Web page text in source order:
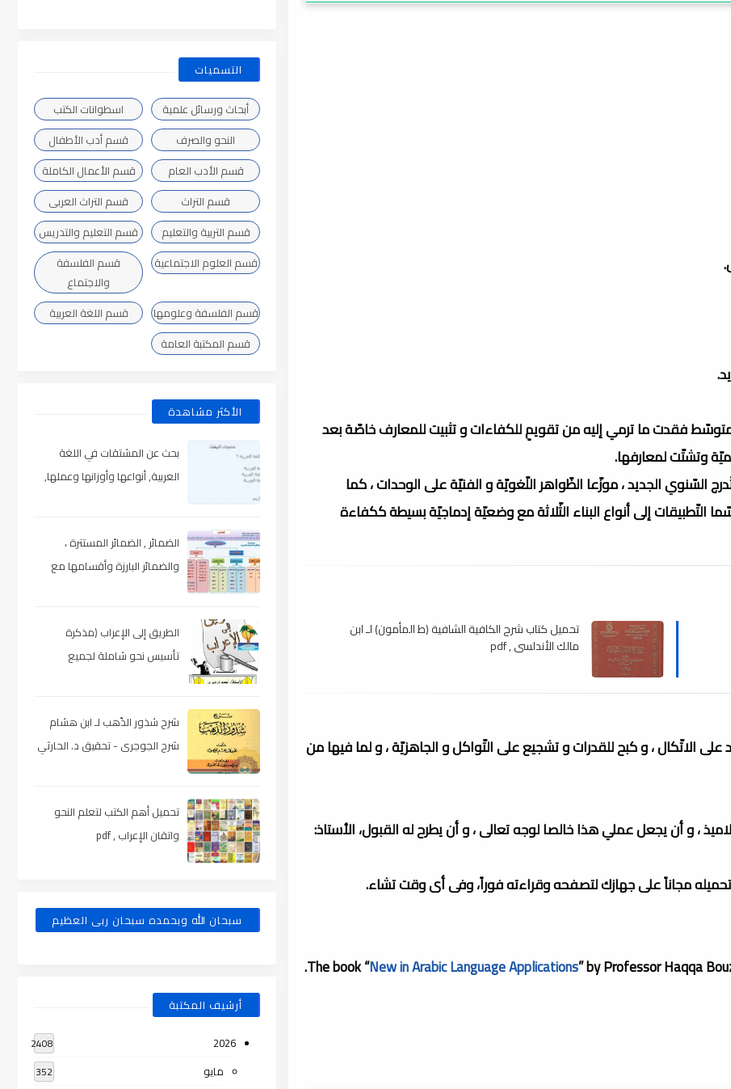
متوسّط فقدت ما ترمي إليه من تقويمٍ للكفاءات و تثبيت للمعارف خاصّة بعد
وتشتّت لمعارفها.
السّنوي الجديد ، موزّعا الظّواهر اللّغويّة و الفنيّة على الوحدات ، كما
التّطبيقات إلى أنواع البناء الثّلاثة مع وضعيّة إدماجيّة بسيطة ككفاءة
تحميل كتاب شرح الكافية الشافية (ط المأمون) لـ ابن
مالك الأندلسي , pdf
الاتّكال ، و كبح للقدرات و تشجيع على التّواكل و الجاهزيّة ، و لما فيها من
، و أن يجعل عملي هذا خالصا لوجه تعالى ، و أن يطرح له القبول، الأستاذ:
تحميله مجاناً على جهازك لتصفحه وقراءته فوراً، وفى أى وقت تشاء.
The book “New in Arabic Language Applications” by Professor Haqqa
التسميات
أبحاث ورسائل علمية
اسطوانات الكتب
النحو والصرف
قسم أدب الأطفال
قسم الأدب العام
قسم الأعمال الكاملة
قسم التراث
قسم التراث العربى
قسم التربية والتعليم
قسم التعليم والتدريس
قسم العلوم الاجتماعية
قسم الفلسفة
والاجتماع
قسم الفلسفة وعلومها
قسم اللغة العربية
قسم المكتبة العامة
الأكثر مشاهدة
بحث عن المشتقات في اللغة
العربية, أنواعها وأوزانها وعملها,
الضمائر , الضمائر المستترة ،
والضمائر البارزة وأقسامها مع
الطريق إلى الإعراب (مذكرة
تأسيس نحو شاملة لجميع
شرح شذور الذّهب لـ ابن هشام
شرح الجوجرى - تحقيق د. الحارثي
تحميل أهم الكتب لتعلم النحو
واتقان الإعراب , pdf
سبحان الله وبحمده سبحان ربى العظيم
أرشيف المكتبة
2026
2408
مايو 352